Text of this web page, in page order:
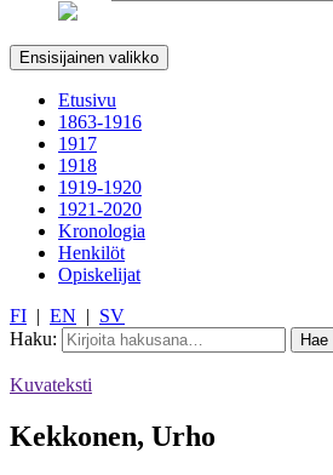
Ensisijainen valikko
Etusivu
1863-1916
1917
1918
1919-1920
1921-2020
Kronologia
Henkilöt
Opiskelijat
FI | EN | SV
Haku:
Kuvateksti
Kekkonen, Urho